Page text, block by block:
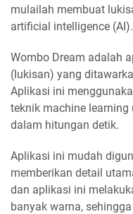
mulailah membuat
artificial intelligence (AI).
Wombo Dream adalah
(lukisan) yang
Aplikasi ini
teknik machine
dalam hitungan detik.
Aplikasi ini mudah
memberikan detail
dan aplikasi ini
banyak warna,